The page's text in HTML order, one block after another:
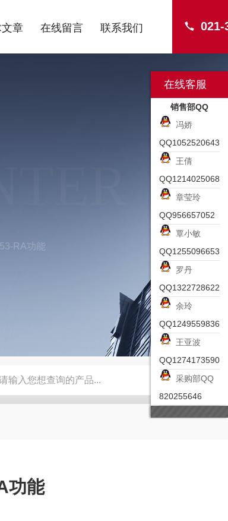
021-
章 在线留言 联系我们
RA功能
A *皮尔兹PILZ安全激光扫描仪 RZMO-TER-
功能
在线客服
销售部QQ
冯娇
QQ1052520643
王倩
QQ1214025068
章莹玲
QQ956657052
覃小敏
QQ1255096653
罗丹
QQ1322728622
余玲
QQ1249559836
王亚波
QQ1274173590
采购部QQ
820255646